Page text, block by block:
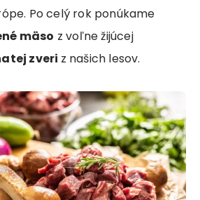
Po celý rok ponúkame
mäso z voľne žijúcej
zveri z našich lesov.